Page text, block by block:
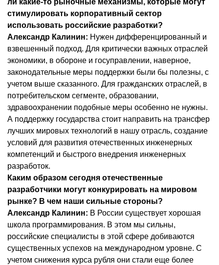
ли какие-то рыночные механизмы, которые могут
стимулировать корпоративный сектор
использовать российские разработки?
Александр Калинин: Нужен дифференцированный и
взвешенный подход. Для критически важных отраслей
экономики, в обороне и госуправлении, наверное,
законодательные меры поддержки были бы полезны, с
учетом выше сказанного. Для гражданских отраслей, в
потребительском сегменте, образовании,
здравоохранении подобные меры особенно не нужны.
А поддержку государства стоит направить на трансфер
лучших мировых технологий в нашу отрасль, создание
условий для развития отечественных инженерных
компетенций и быстрого внедрения инженерных
разработок.
Каким образом сегодня отечественные
разработчики могут конкурировать на мировом
рынке? В чем наши сильные стороны?
Александр Калинин: В России существует хорошая
школа программирования. В этом мы сильны,
российские специалисты в этой сфере добиваются
существенных успехов на международном уровне. С
учетом снижения курса рубля они стали еще более